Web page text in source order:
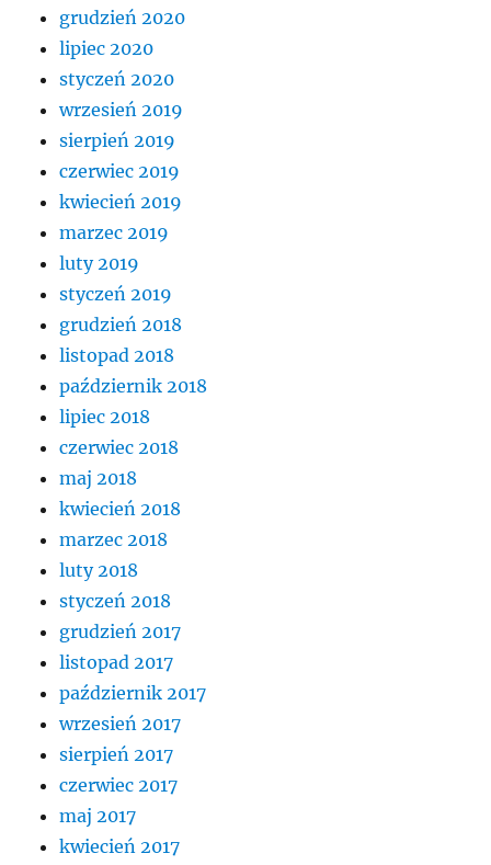
grudzień 2020
lipiec 2020
styczeń 2020
wrzesień 2019
sierpień 2019
czerwiec 2019
kwiecień 2019
marzec 2019
luty 2019
styczeń 2019
grudzień 2018
listopad 2018
październik 2018
lipiec 2018
czerwiec 2018
maj 2018
kwiecień 2018
marzec 2018
luty 2018
styczeń 2018
grudzień 2017
listopad 2017
październik 2017
wrzesień 2017
sierpień 2017
czerwiec 2017
maj 2017
kwiecień 2017